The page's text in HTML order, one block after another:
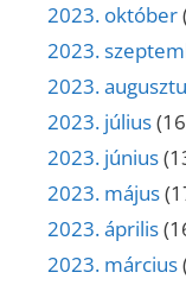
2023. október
2023.
2023.
2023. július
2023. június
2023. május
2023. április
2023. március